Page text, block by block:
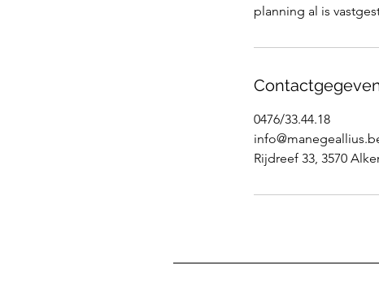
planning al is
0476/33.44.18
Rijdreef 33, 3570